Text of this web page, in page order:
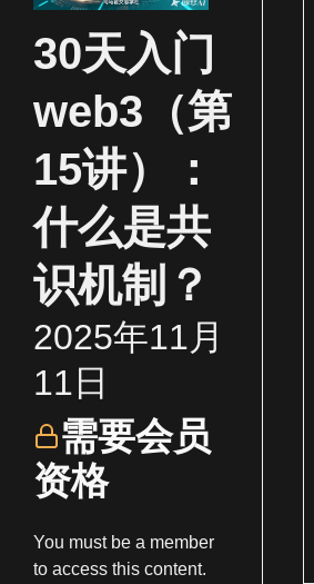
30天入门
web3（第
15讲）：
什么是共
识机制？
2025年11月
11日
需要会员
资格
You must be a member
to access this content.